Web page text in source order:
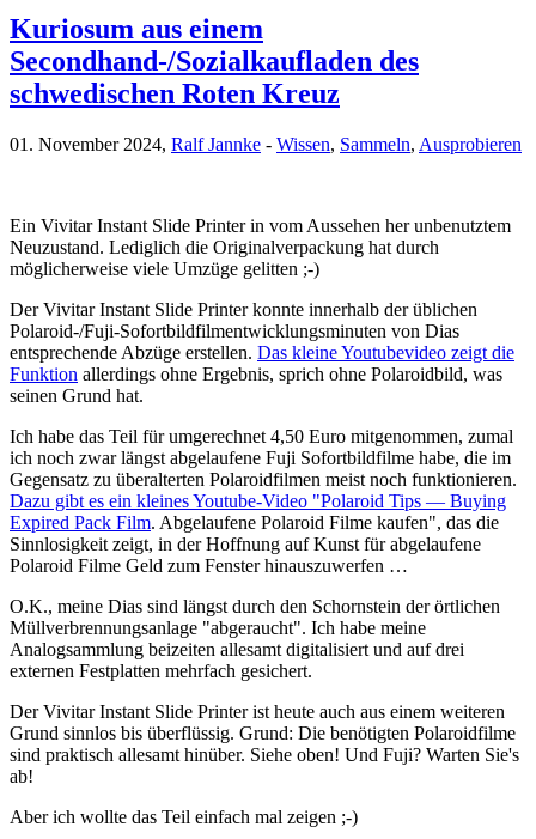
Kuriosum aus einem
Secondhand-/Sozialkaufladen des
schwedischen Roten Kreuz
01. November 2024, Ralf Jannke - Wissen, Sammeln, Ausprobieren
Ein Vivitar Instant Slide Printer in vom Aussehen her unbenutztem
Neuzustand. Lediglich die Originalverpackung hat durch
möglicherweise viele Umzüge gelitten ;-)
Der Vivitar Instant Slide Printer konnte innerhalb der üblichen
Polaroid-/Fuji-Sofortbildfilmentwicklungsminuten von Dias
entsprechende Abzüge erstellen. Das kleine Youtubevideo zeigt die
Funktion allerdings ohne Ergebnis, sprich ohne Polaroidbild, was
seinen Grund hat.
Ich habe das Teil für umgerechnet 4,50 Euro mitgenommen, zumal
ich noch zwar längst abgelaufene Fuji Sofortbildfilme habe, die im
Gegensatz zu überalterten Polaroidfilmen meist noch funktionieren.
Dazu gibt es ein kleines Youtube-Video "Polaroid Tips — Buying
Expired Pack Film. Abgelaufene Polaroid Filme kaufen", das die
Sinnlosigkeit zeigt, in der Hoffnung auf Kunst für abgelaufene
Polaroid Filme Geld zum Fenster hinauszuwerfen …
O.K., meine Dias sind längst durch den Schornstein der örtlichen
Müllverbrennungsanlage "abgeraucht". Ich habe meine
Analogsammlung beizeiten allesamt digitalisiert und auf drei
externen Festplatten mehrfach gesichert.
Der Vivitar Instant Slide Printer ist heute auch aus einem weiteren
Grund sinnlos bis überflüssig. Grund: Die benötigten Polaroidfilme
sind praktisch allesamt hinüber. Siehe oben! Und Fuji? Warten Sie's
ab!
Aber ich wollte das Teil einfach mal zeigen ;-)